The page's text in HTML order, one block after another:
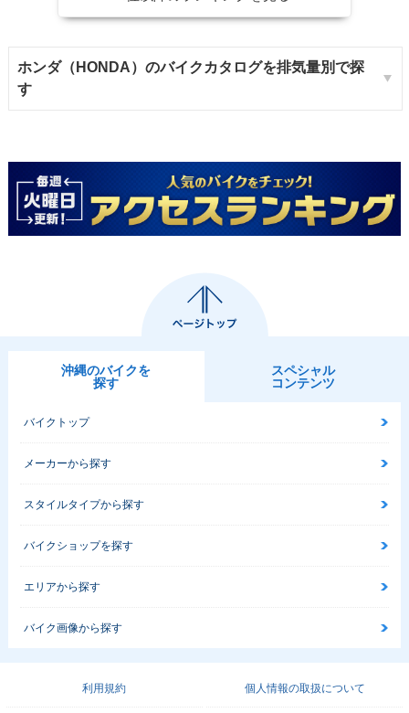
ホンダ（HONDA）のバイクカタログを排気量別で探
す
沖縄のバイクを
探す
スペシャル
コンテンツ
バイクトップ
メーカーから探す
スタイルタイプから探す
バイクショップを探す
エリアから探す
バイク画像から探す
利用規約 個人情報の取扱について